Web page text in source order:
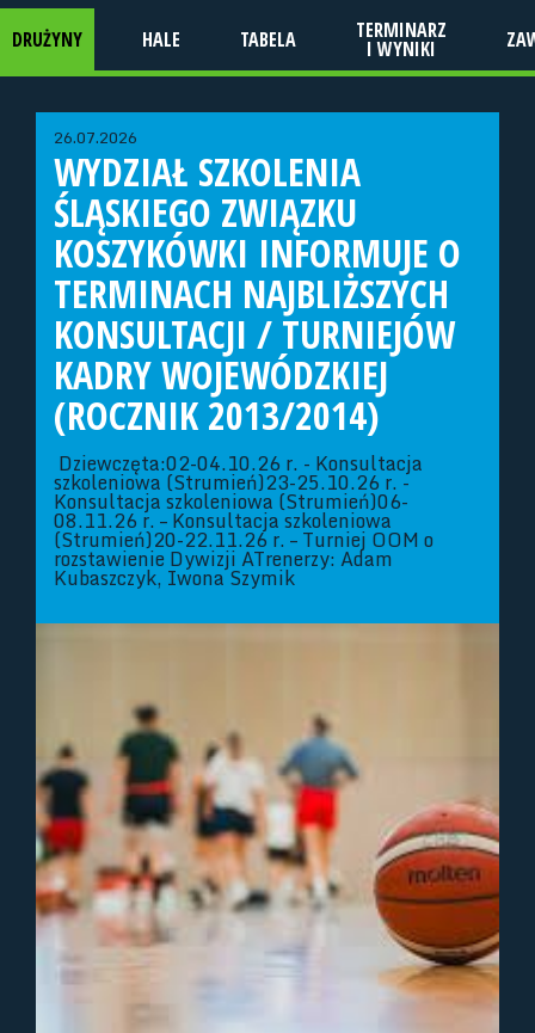
DRUŻYNY HALE TABELA TERMINARZ
I WYNIKI
26.07.2026
WYDZIAŁ SZKOLENIA
ŚLĄSKIEGO ZWIĄZKU
KOSZYKÓWKI INFORMUJE O
TERMINACH NAJBLIŻSZYCH
KONSULTACJI / TURNIEJÓW
KADRY WOJEWÓDZKIEJ
(ROCZNIK 2013/2014)
Dziewczęta:02-04.10.26 r. - Konsultacja
szkoleniowa (Strumień)23-25.10.26 r. -
Konsultacja szkoleniowa (Strumień)06-
08.11.26 r. – Konsultacja szkoleniowa
(Strumień)20-22.11.26 r. – Turniej OOM o
rozstawienie Dywizji ATrenerzy: Adam
Kubaszczyk, Iwona Szymik